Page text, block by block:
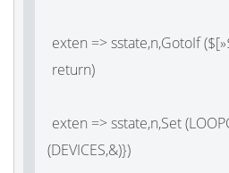
exten => sstate,n,GotoIf(
exten => sstate,n,Set
(DEVICES